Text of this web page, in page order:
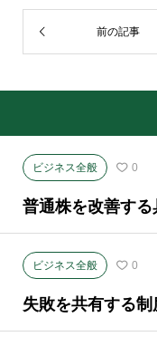
前の記事
ビジネス全般 0
普通株を改善する
ビジネス全般 0
失敗を共有する